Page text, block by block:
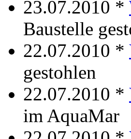
23.07.2010 *
Baustelle
22.07.2010 *
gestohlen
22.07.2010 *
im AquaMar